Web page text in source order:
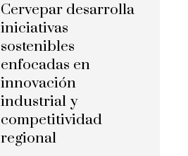
Cervepar desarrolla
iniciativas
sostenibles
enfocadas en
innovación
industrial y
competitividad
regional